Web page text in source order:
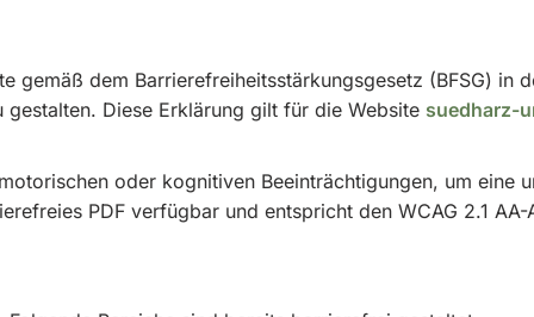
gemäß dem Barrierefreiheitsstärkungsgesetz (BFSG) in
Diese Erklärung gilt für die Website suedharz-
oder kognitiven Beeinträchtigungen, um eine
PDF verfügbar und entspricht den WCAG 2.1